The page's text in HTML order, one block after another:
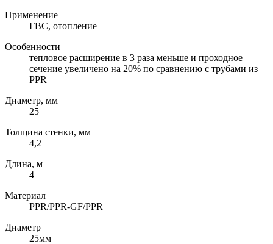
Применение
ГВС, отопление
Особенности
тепловое расширение в 3 раза меньше и проходное
сечение увеличено на 20% по сравнению с трубами из
PPR
Диаметр, мм
25
Толщина стенки, мм
4,2
Длина, м
4
Материал
PPR/PPR-GF/PPR
Диаметр
25мм